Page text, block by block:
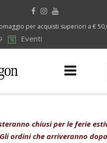
per acquisti superiori a €
Eventi
chiusi per le ferie
ordini che arriveranno